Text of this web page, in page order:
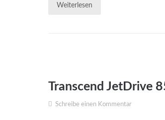
Weiterlesen
Transcend JetDrive
Schreibe einen Kommentar